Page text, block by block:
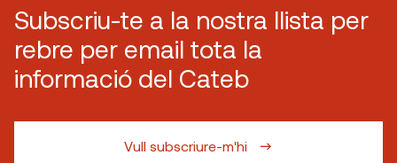
Subscriu-te a la nostra llista per
rebre per email tota la
informació del Cateb
Vull subscriure-m'hi